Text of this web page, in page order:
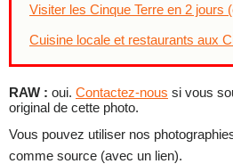
Visiter les Cinque Terre en 2 jours
Cuisine locale et restaurants aux
RAW : oui. Contactez-nous si vous
original de cette photo.
Vous pouvez utiliser nos
comme source (avec un lien).